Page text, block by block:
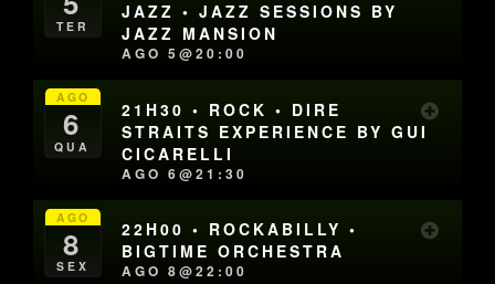
TER
JAZZ • JAZZ SESSIONS BY
JAZZ MANSION
AGO 5@20:00
AGO
6
QUA
21H30 • ROCK • DIRE
STRAITS EXPERIENCE BY GUI
CICARELLI
AGO 6@21:30
AGO
8
SEX
22H00 • ROCKABILLY •
BIGTIME ORCHESTRA
AGO 8@22:00